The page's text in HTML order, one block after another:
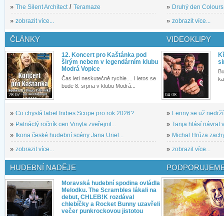
» The Silent Architect / Teramaze
» zobrazit více...
» Druhý den
» zobrazit více...
ČLÁNKY
28.07.
12. Koncert pro Kaštánka pod
širým nebem v legendárním klubu
Modrá Vopice
Čas letí neskutečně rychle.... I letos se
bude 8. srpna v klubu Modrá...
» Co chystá label Indies Scope pro rok 2026?
» Patnáctý ročník cen Vinyla zveřejnil...
»
Ikona české hudební scény Jana Uriel...
» zobrazit více...
VIDEOKLIPY
04.08.
» Lenny se už
» Tanja hlásí návrat
» Michal Hrůza
» zobrazit více...
HUDEBNÍ NADĚJE
Moravská hudební spodina ovládla
Melodku. The Scrambles lákali na
debut, CHLEB!K rozdával
chlebíčky a Rocket Bunny uzavřeli
večer punkrockovou jistotou